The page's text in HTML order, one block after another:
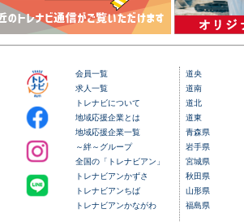
会員一覧
求人一覧
トレナビについて
地域応援企業とは
地域応援企業一覧
～絆～グループ
全国の「トレナビアン」
トレナビアンかずさ
トレナビアンちば
トレナビアンかながわ
道央
道南
道北
道東
青森県
岩手県
宮城県
秋田県
山形県
福島県